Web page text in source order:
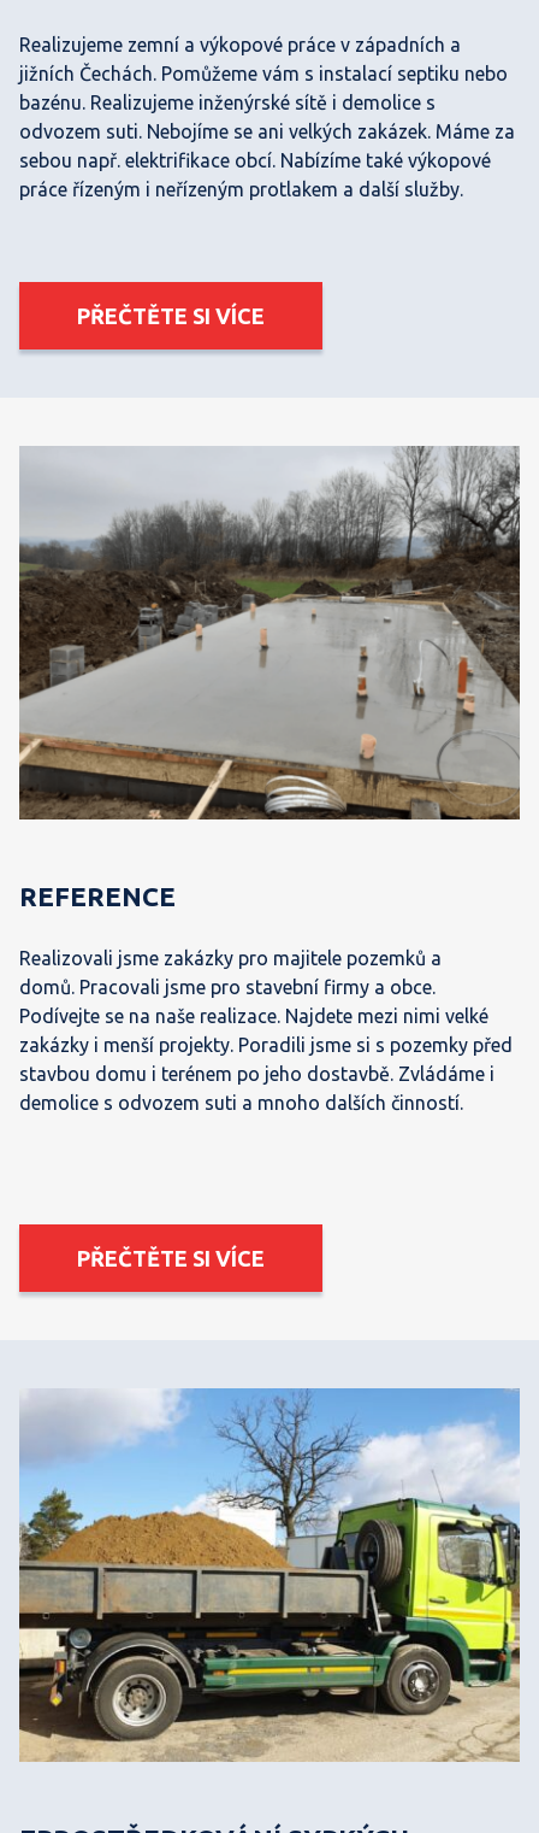
Realizujeme zemní a výkopové práce v západních a
jižních Čechách. Pomůžeme vám s instalací septiku nebo
bazénu. Realizujeme inženýrské sítě i demolice s
odvozem suti. Nebojíme se ani velkých zakázek. Máme za
sebou např. elektrifikace obcí. Nabízíme také výkopové
práce řízeným i neřízeným protlakem a další služby.
PŘEČTĚTE SI VÍCE
REFERENCE
Realizovali jsme zakázky pro majitele pozemků a
domů. Pracovali jsme pro stavební firmy a obce.
Podívejte se na naše realizace. Najdete mezi nimi velké
zakázky i menší projekty. Poradili jsme si s pozemky před
stavbou domu i terénem po jeho dostavbě. Zvládáme i
demolice s odvozem suti a mnoho dalších činností.
PŘEČTĚTE SI VÍCE